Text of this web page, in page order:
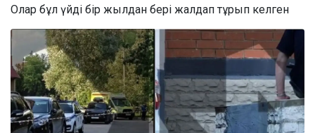
Олар бұл үйді бір жылдан бері жалдап тұрып келген